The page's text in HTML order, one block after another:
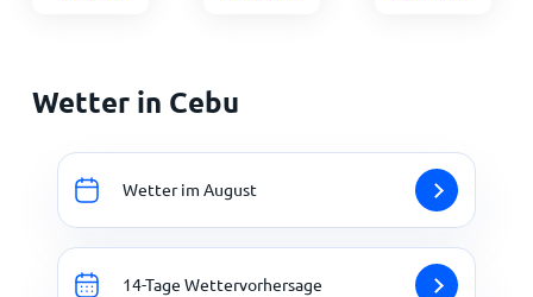
Wetter in Cebu
Wetter im August
14-Tage Wettervorhersage